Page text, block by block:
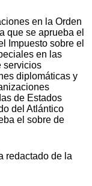
en la Orden
que se aprueba el
Impuesto sobre el
en las
servicios
diplomáticas y
de Estados
del Atlántico
el sobre de
redactado de la